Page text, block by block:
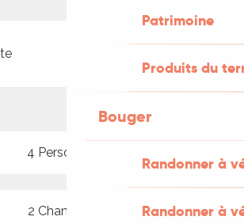
Patrimoine
Produits du
Bouger
Randonner à
Randonner à
4 Personne(s)
2 Chambre(s)